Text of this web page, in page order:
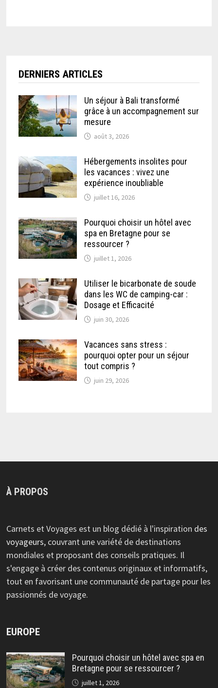
DERNIERS ARTICLES
Un séjour à Bali transformé
grâce à un accompagnement sur
mesure
août 3, 2026
Hébergements insolites pour
les vacances : vivez une
expérience inoubliable
juillet 16, 2026
Pourquoi choisir un hôtel avec
spa en Bretagne pour se
ressourcer ?
juillet 1, 2026
Utiliser le bicarbonate de soude
dans les WC de camping-car :
Dosage et Efficacité
juin 30, 2026
Vacances sans stress :
pourquoi opter pour un séjour
tout compris ?
juin 29, 2026
À PROPOS
Carnets et Voyages est un blog dédié à l'inspiration des
voyageurs, couvrant une variété de destinations
mondiales et proposant des conseils pratiques. Il
s'engage à créer des contenus originaux et informatifs,
tout en favorisant une communauté de partage pour les
passionnés de voyage.
EUROPE
Pourquoi choisir un hôtel avec spa en
Bretagne pour se ressourcer ?
juillet 1, 2026